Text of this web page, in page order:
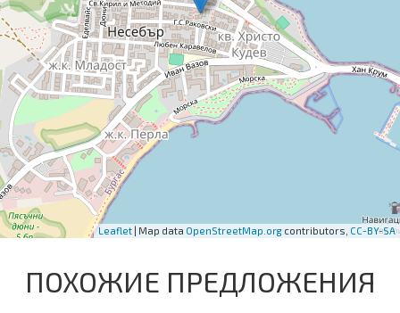
Leaflet | Map data OpenStreetMap.org contributors, CC-BY-SA
ПОХОЖИЕ ПРЕДЛОЖЕНИЯ